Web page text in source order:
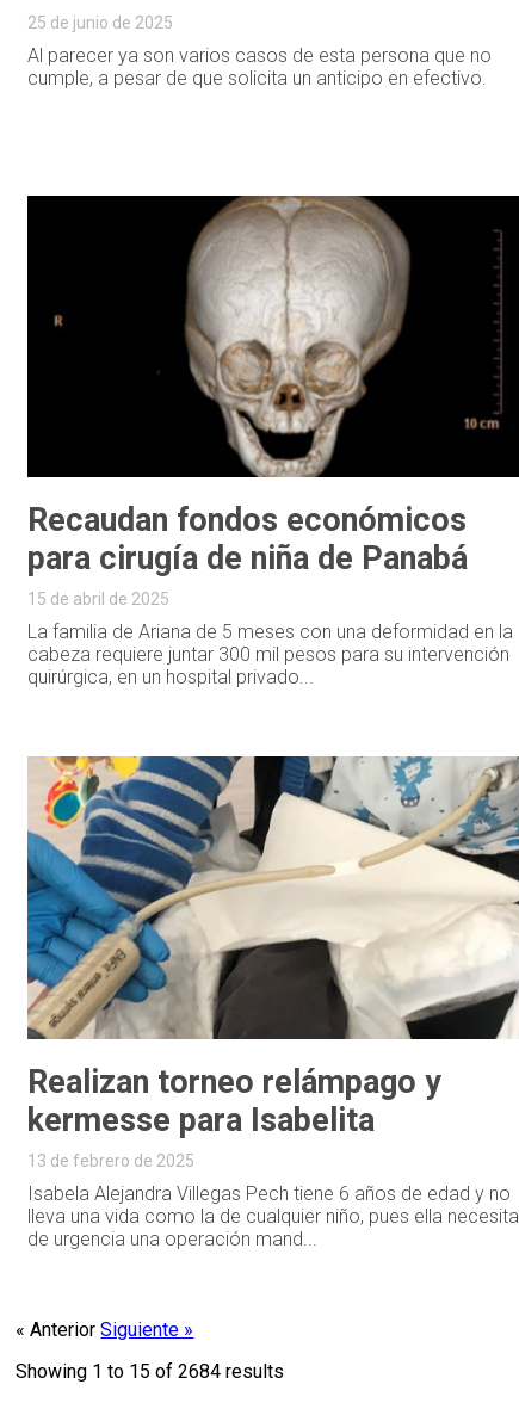
25 de junio de 2025
Al parecer ya son varios casos de esta persona que no
cumple, a pesar de que solicita un anticipo en efectivo.
Recaudan fondos económicos
para cirugía de niña de Panabá
15 de abril de 2025
La familia de Ariana de 5 meses con una deformidad en la
cabeza requiere juntar 300 mil pesos para su intervención
quirúrgica, en un hospital privado...
Realizan torneo relámpago y
kermesse para Isabelita
13 de febrero de 2025
Isabela Alejandra Villegas Pech tiene 6 años de edad y no
lleva una vida como la de cualquier niño, pues ella necesita
de urgencia una operación mand...
« AnteriorSiguiente »
Showing 1 to 15 of2684 results